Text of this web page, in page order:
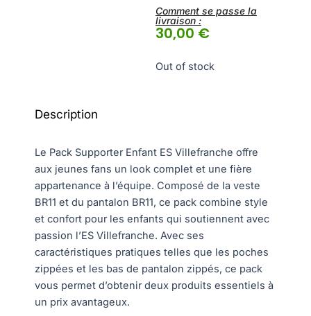
Comment se passe la
livraison :
30,00 €
Out of stock
Description
Le Pack Supporter Enfant ES Villefranche offre
aux jeunes fans un look complet et une fière
appartenance à l’équipe. Composé de la veste
BR11 et du pantalon BR11, ce pack combine style
et confort pour les enfants qui soutiennent avec
passion l’ES Villefranche. Avec ses
caractéristiques pratiques telles que les poches
zippées et les bas de pantalon zippés, ce pack
vous permet d’obtenir deux produits essentiels à
un prix avantageux.